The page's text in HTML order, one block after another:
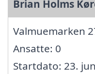
Brian Holms
Valmuemarken
Ansatte: 0
Startdato: 23.